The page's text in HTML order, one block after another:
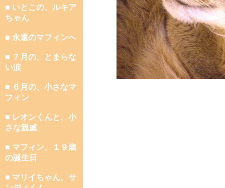
■ いとこの、ルキア
ちゃん
■ 永遠のマフィンへ
■ ７月の、とまらな
い涙
■ ６月の、小さなマ
フィン
■ レオンくんと、小
さな親戚
■ マフィン、１９歳
の誕生日
■ マリイちゃん、サ